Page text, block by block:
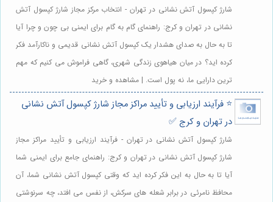
شارژ کپسول آتش نشانی در تهران - انتخاب مرکز مجاز شارژ کپسول آتش
نشانی در تهران و کرج: راهنمای گام به گام برای ایمنی بی چون و چرا آیا
تا به حال به صدای هشدار یک کپسول آتش نشانی قدیمی و ناکارآمد فکر
کرده اید؟ در میان هیاهوی زندگی شهری، گاهی فراموش می کنیم که مهم
ترین دارایی ما، نه پول است. | مشاهده و خرید
⭐️ فرآیند ارزیابی و تأیید مراکز مجاز شارژ کپسول آتش نشانی
در تهران و کرج ✅
شارژ کپسول آتش نشانی در تهران - فرآیند ارزیابی و تأیید مراکز مجاز
شارژ کپسول آتش نشانی در تهران و کرج: راهنمای جامع برای ایمنی شما
آیا تا به حال به این فکر کرده اید که وقتی کپسول آتش نشانی شما، آن
محافظ نامرئی در برابر شعله های سرکش، از نفس می افتد، چه سرنوشتی